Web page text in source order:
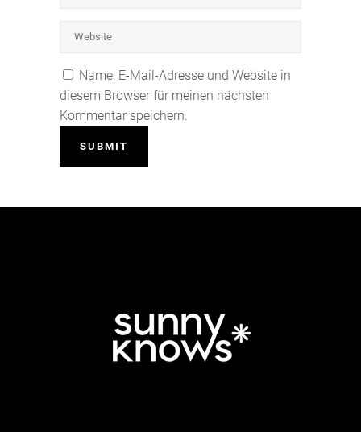
Name, E-Mail-Adresse und Website in
diesem Browser für meinen nächsten
Kommentar speichern.